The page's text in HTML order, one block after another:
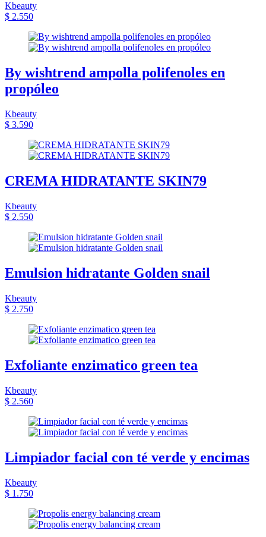
Kbeauty
$ 2.550
By wishtrend ampolla polifenoles en
propóleo
Kbeauty
$ 3.590
CREMA HIDRATANTE SKIN79
Kbeauty
$ 2.550
Emulsion hidratante Golden snail
Kbeauty
$ 2.750
Exfoliante enzimatico green tea
Kbeauty
$ 2.560
Limpiador facial con té verde y encimas
Kbeauty
$ 1.750